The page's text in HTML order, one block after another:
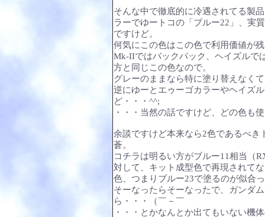
そんな中で徹底的に冷遇されてる製
ラーでゆートコの「ブルー22」、実
ですけど。
何気にこの色はこの色で利用価値が
Mk-IIではバックパック、ヘイズルで
方と同じこの色なので。
グレーのままなら特に塗り替えなく
逆にゆーとエゥーゴカラーやヘイズ
ど・・・^^;
・・・当然の話ですけど、どの色も
余談ですけど本来なら2色であるべき
蒼。
コチラは明るい方がブルー11相当（
対して、キット成型色で再現されて
色、つまりブルー23で塗るのが似合
そーなったらそーなったで、ガンダ
ら・・・（￣－￣
・・・とかなんとか出てもいない機